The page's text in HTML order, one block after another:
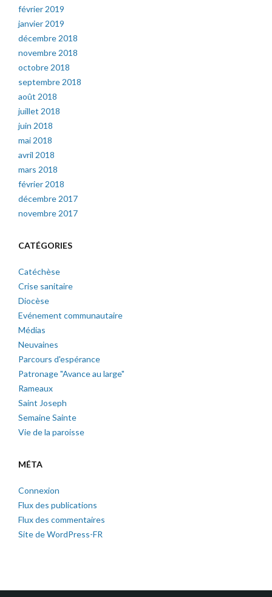
février 2019
janvier 2019
décembre 2018
novembre 2018
octobre 2018
septembre 2018
août 2018
juillet 2018
juin 2018
mai 2018
avril 2018
mars 2018
février 2018
décembre 2017
novembre 2017
CATÉGORIES
Catéchèse
Crise sanitaire
Diocèse
Evénement communautaire
Médias
Neuvaines
Parcours d'espérance
Patronage "Avance au large"
Rameaux
Saint Joseph
Semaine Sainte
Vie de la paroisse
MÉTA
Connexion
Flux des publications
Flux des commentaires
Site de WordPress-FR